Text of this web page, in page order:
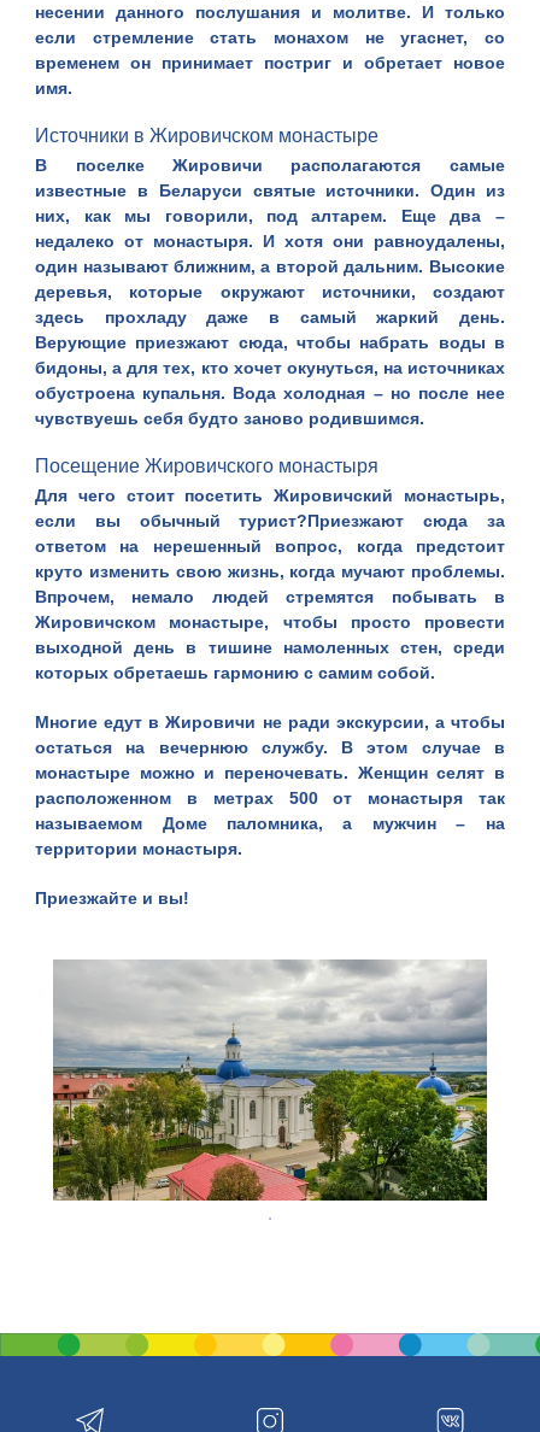
несении данного послушания и молитве. И только
если стремление стать монахом не угаснет, со
временем он принимает постриг и обретает новое
имя.
Источники в Жировичском монастыре
В поселке Жировичи располагаются самые
известные в Беларуси святые источники. Один из
них, как мы говорили, под алтарем. Еще два –
недалеко от монастыря. И хотя они равноудалены,
один называют ближним, а второй дальним. Высокие
деревья, которые окружают источники, создают
здесь прохладу даже в самый жаркий день.
Верующие приезжают сюда, чтобы набрать воды в
бидоны, а для тех, кто хочет окунуться, на источниках
обустроена купальня. Вода холодная – но после нее
чувствуешь себя будто заново родившимся.
Посещение Жировичского монастыря
Для чего стоит посетитьЖировичский монастырь,
если вы обычный турист?Приезжают сюда за
ответом на нерешенный вопрос, когда предстоит
круто изменить свою жизнь, когда мучают проблемы.
Впрочем, немало людей стремятся побывать в
Жировичском монастыре, чтобы просто провести
выходной день в тишине намоленных стен, среди
которых обретаешь гармонию с самим собой.
Многие едут в Жировичи не ради экскурсии, а чтобы
остаться на вечернюю службу. В этом случае в
монастыре можно и переночевать. Женщин селят в
расположенном в метрах 500 от монастыря так
называемом Доме паломника, а мужчин – на
территории монастыря.
Приезжайте и вы!